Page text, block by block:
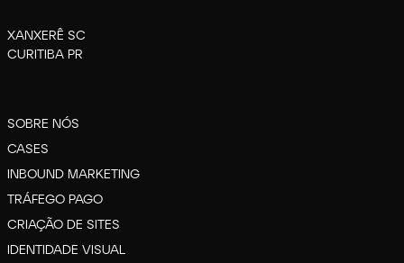
XANXERÊ SC
CURITIBA PR
SOBRE NÓS
CASES
INBOUND MARKETING
TRÁFEGO PAGO
CRIAÇÃO DE SITES
IDENTIDADE VISUAL